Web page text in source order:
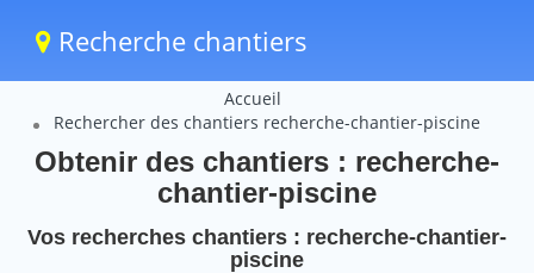
Recherche chantiers
Accueil
Rechercher des chantiers recherche-chantier-piscine
Obtenir des chantiers : recherche-
chantier-piscine
Vos recherches chantiers : recherche-chantier-
piscine